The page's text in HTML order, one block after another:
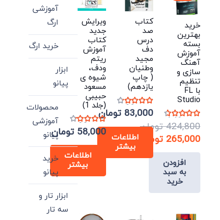
خرید
بهترین
بسته
آموزش
آهنگ
سازی و
تنظیم
با FL
Studio
نمره 4.40 از 5 424,800 تومان
قیمت
اصلی:
424,800 تومان
265,000 تومان
قیمت
فعلی:
265,000 تومان.
افزودن
به سبد
خرید
کتاب
صد
درس
دف
مجید
وطنیان
( چاپ
یازدهم)
نمره 4.00از 5 83,000 تومان
اطلاعات
بیشتر
ویرایش
جدید
کتاب
آموزش
ریتم
ودف،
شیوه ی
مسعود
حبیبی
(جلد 1)
نمره 4.00از 5 58,000 تومان
اطلاعات
بیشتر
آموزشی
ارگ
خرید ارگ
ابزار
پیانو
محصولات
آموزشی
پیانو
خرید
پیانو
ابزار تار و
سه تار